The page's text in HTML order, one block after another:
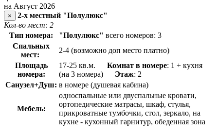
на Август 2026
×
2-х местный "Полулюкс"
Кол-во мест: 2
Тип номера:
"Полулюкс" всего номеров: 3
Спальных
мест:
2-4 (возможно доп место платно)
Площадь
номера:
17-25 кв.м. Комнат в номере: 1 + кухня
(на 3 номера) Этаж: 2
Санузел+Душ: в номере (душевая кабина)
Мебель:
односпальные или двуспальные кровати,
ортопедические матрасы, шкаф, стулья,
прикроватные тумбочки, стол, зеркало, на
кухне - кухонный гарнитур, обеденная зона